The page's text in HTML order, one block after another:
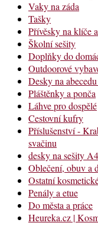
Vaky na záda
Tašky
Přívěsky na klíče
Školní sešity
Doplňky do
Outdoorové
Desky na
Pláštěnky a ponča
Láhve pro dospělé
Cestovní kufry
Příslušenství -
svačinu
desky na sešity A4
Oblečení, obuv a
Ostatní
Penály a etue
Do města a práce
Heureka.cz |